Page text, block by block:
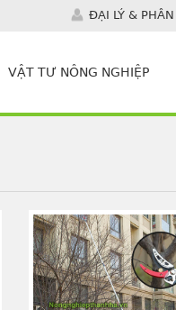
ĐẠI LÝ & PHÂN
VẬT TƯ NÔNG NGHIỆP